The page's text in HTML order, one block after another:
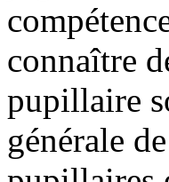
connaître
pupillaire
générale